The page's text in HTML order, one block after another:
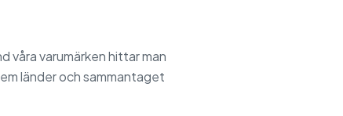
våra varumärken hittar man
länder och sammantaget